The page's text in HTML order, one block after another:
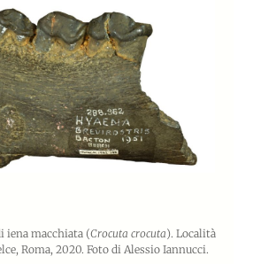
iena macchiata (Crocuta crocuta). Località
Roma, 2020. Foto di Alessio Iannucci.